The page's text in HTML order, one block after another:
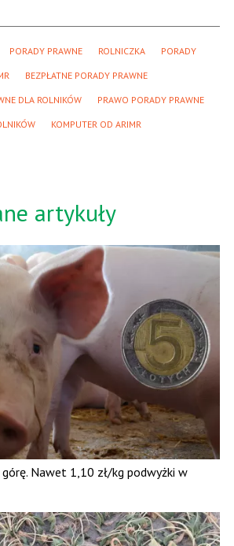
PORADY PRAWNE ROLNICZKA PORADY
BEZPŁATNE PORADY PRAWNE
DLA ROLNIKÓW PRAWO PORADY PRAWNE
KOMPUTER OD ARIMR
artykuły
Nawet 1,10 zł/kg podwyżki w